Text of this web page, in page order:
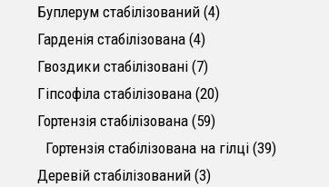
Буплерум стабілізований 44 товари
Гарденія стабілізована 44 товари
Гвоздики стабілізовані 77 товарів
Гіпсофіла cтабілізована 2020 товарів
Гортензія стабілізована 5959 товарів
Гортензія стабілізована на гілці 3939 товарів
Деревій стабілізований 33 товари